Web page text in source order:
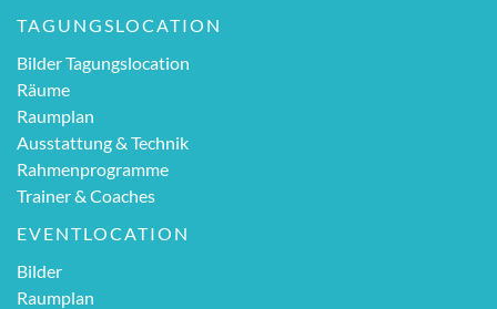
TAGUNGSLOCATION
Bilder Tagungslocation
Räume
Raumplan
Ausstattung & Technik
Rahmenprogramme
Trainer & Coaches
EVENTLOCATION
Bilder
Raumplan